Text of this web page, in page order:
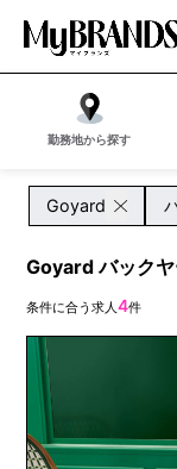
勤務地から探す
Goyard
Goyard バック
条件に合う求人4件